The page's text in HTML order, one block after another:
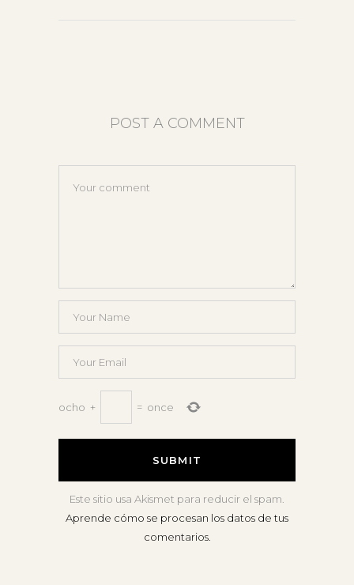
POST A COMMENT
ocho + = once
Este sitio usa Akismet para reducir el spam.
Aprende cómo se procesan los datos de tus
comentarios.